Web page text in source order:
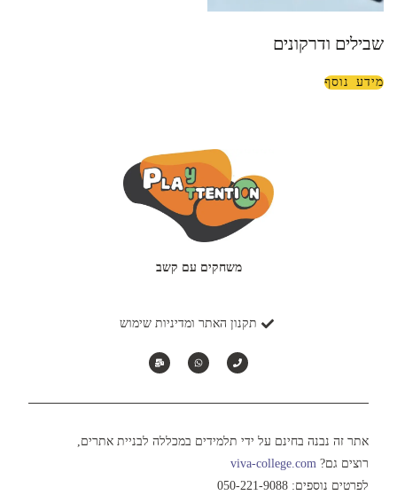
שבילים ודרקונים
מידע נוסף
משחקים עם קשב
תקנון האתר ומדיניות שימוש
אתר זה נבנה בחינם על ידי תלמידים במכללה לבניית אתרים,
רוצים גם? viva-college.com
לפרטים נוספים: 050-221-9088